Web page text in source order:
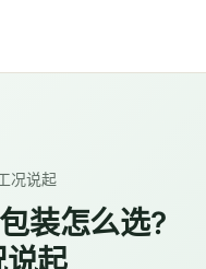
况说起
装怎么选?
起